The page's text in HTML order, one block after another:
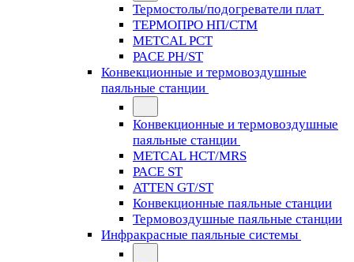
Термостолы/подогреватели плат
ТЕРМОПРО НП/СТМ
METCAL PCT
PACE PH/ST
Конвекционные и термовоздушные
паяльные станции
Конвекционные и термовоздушные
паяльные станции
METCAL HCT/MRS
PACE ST
ATTEN GT/ST
Конвекционные паяльные станции
Термовоздушные паяльные станции
Инфракрасные паяльные системы